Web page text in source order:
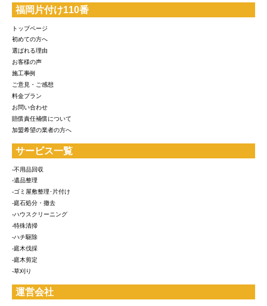
福岡片付け110番
トップページ
初めての方へ
選ばれる理由
お客様の声
施工事例
ご意見・ご感想
料金プラン
お問い合わせ
賠償責任補償について
加盟希望の業者の方へ
サービス一覧
-不用品回収
-遺品整理
-ゴミ屋敷整理･片付け
-庭石処分・撤去
-ハウスクリーニング
-特殊清掃
-ハチ駆除
-庭木伐採
-庭木剪定
-草刈り
運営会社